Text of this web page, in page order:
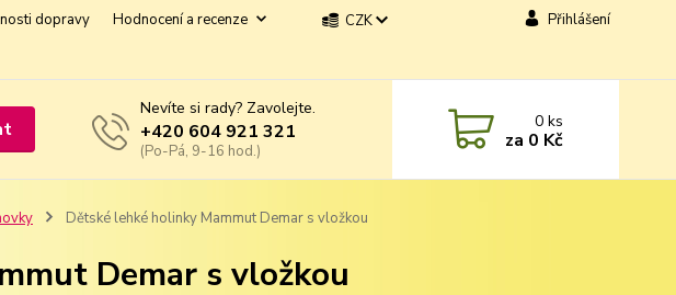
dopravy
Hodnocení a recenze
CZK Přihlášení
Nevíte si rady? Zavolejte.
+420 604 921 321
(Po-Pá, 9-16 hod.)
0ks
za 0 Kč
Dětské lehké holinky Mammut Demar s vložkou
Demar s vložkou